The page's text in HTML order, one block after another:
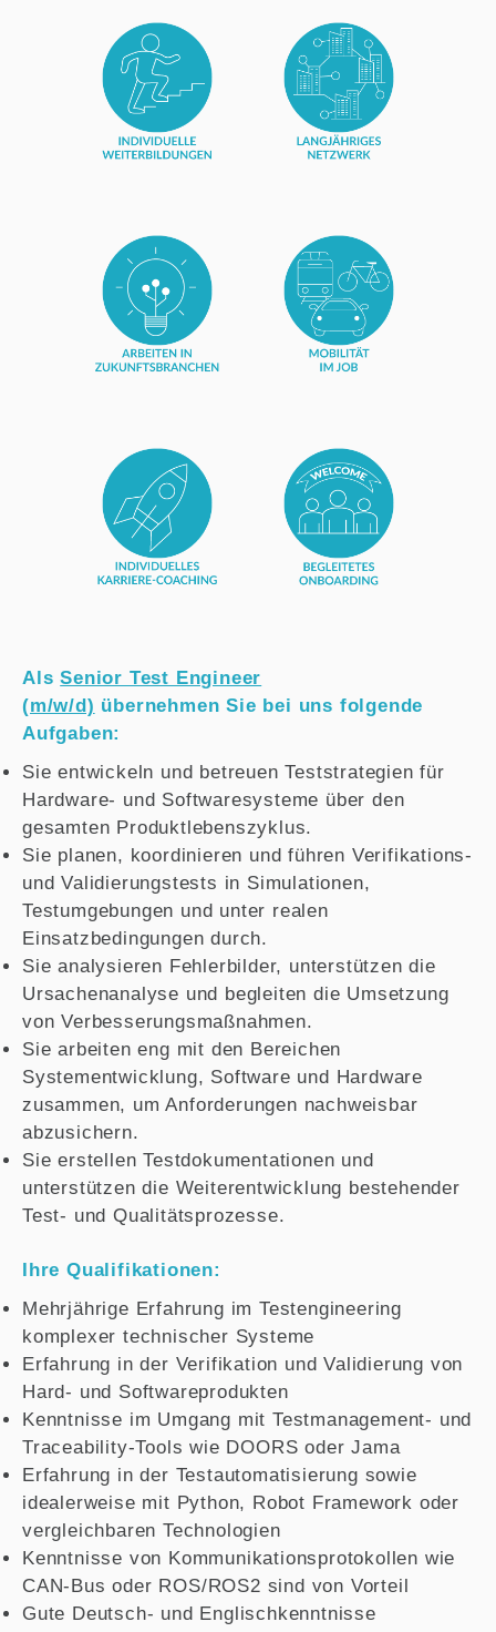
AlsSenior Test Engineer
(m/w/d) übernehmen Sie bei uns folgende
Aufgaben:
Sie entwickeln und betreuen Teststrategien für
Hardware- und Softwaresysteme über den
gesamten Produktlebenszyklus.
Sie planen, koordinieren und führen Verifikations-
und Validierungstests in Simulationen,
Testumgebungen und unter realen
Einsatzbedingungen durch.
Sie analysieren Fehlerbilder, unterstützen die
Ursachenanalyse und begleiten die Umsetzung
von Verbesserungsmaßnahmen.
Sie arbeiten eng mit den Bereichen
Systementwicklung, Software und Hardware
zusammen, um Anforderungen nachweisbar
abzusichern.
Sie erstellen Testdokumentationen und
unterstützen die Weiterentwicklung bestehender
Test- und Qualitätsprozesse.
Ihre Qualifikationen:
Mehrjährige Erfahrung im Testengineering
komplexer technischer Systeme
Erfahrung in der Verifikation und Validierung von
Hard- und Softwareprodukten
Kenntnisse im Umgang mit Testmanagement- und
Traceability-Tools wie DOORS oder Jama
Erfahrung in der Testautomatisierung sowie
idealerweise mit Python, Robot Framework oder
vergleichbaren Technologien
Kenntnisse von Kommunikationsprotokollen wie
CAN-Bus oder ROS/ROS2 sind von Vorteil
Gute Deutsch- und Englischkenntnisse